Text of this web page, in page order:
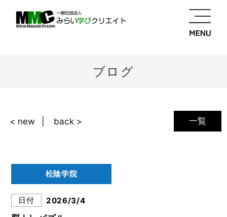
ブログ
一覧
< new back >
松陰学院
日付 2026/3/4